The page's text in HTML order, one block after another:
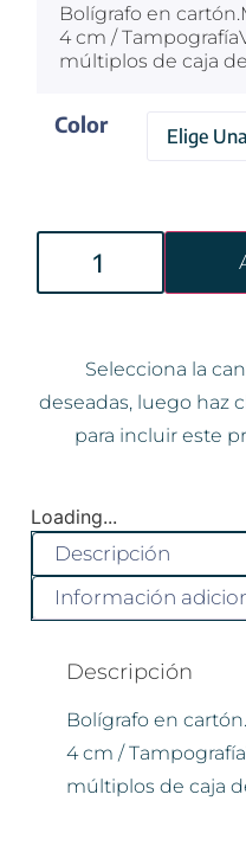
Bolígrafo en
4 cm /
múltiplos de caja
Color
Selecciona la
deseadas, luego haz
para incluir este
Loading...
Descripción
Información
Descripción
Bolígrafo en
4 cm /
múltiplos de caja